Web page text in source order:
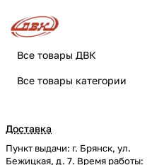
Все товары ДВК
Все товары категории
Доставка
Пункт выдачи: г. Брянск, ул.
Бежицкая, д. 7. Время работы: